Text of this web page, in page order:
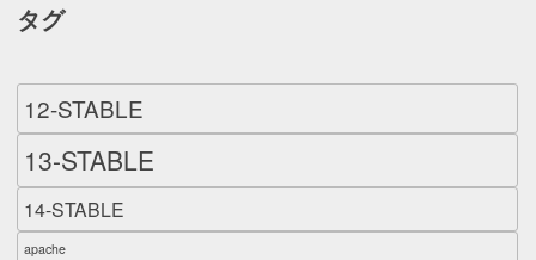
タグ
12-STABLE
13-STABLE
14-STABLE
apache